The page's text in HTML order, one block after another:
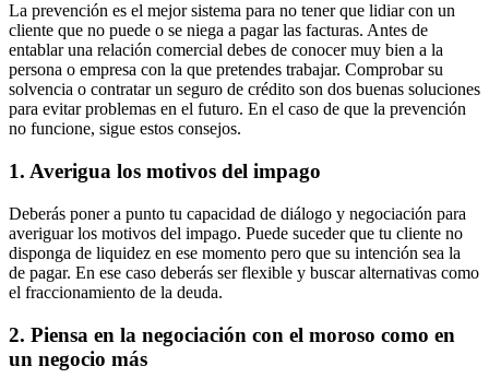
La prevención es el mejor sistema para no tener que lidiar con un
cliente que no puede o se niega a pagar las facturas. Antes de
entablar una relación comercial debes de conocer muy bien a la
persona o empresa con la que pretendes trabajar. Comprobar su
solvencia o contratar un seguro de crédito son dos buenas soluciones
para evitar problemas en el futuro. En el caso de que la prevención
no funcione, sigue estos consejos.
1. Averigua los motivos del impago
Deberás poner a punto tu capacidad de diálogo y negociación para
averiguar los motivos del impago. Puede suceder que tu cliente no
disponga de liquidez en ese momento pero que su intención sea la
de pagar. En ese caso deberás ser flexible y buscar alternativas como
el fraccionamiento de la deuda.
2. Piensa en la negociación con el moroso como en
un negocio más